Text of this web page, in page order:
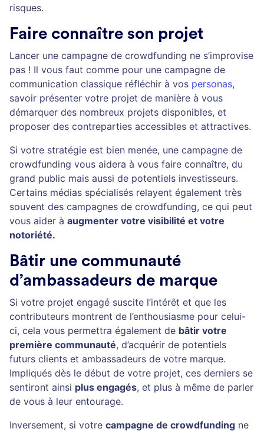
risques.
Faire connaître son projet
Lancer une campagne de crowdfunding ne s’improvise
pas ! Il vous faut comme pour une campagne de
communication classique réfléchir à vos personas,
savoir présenter votre projet de manière à vous
démarquer des nombreux projets disponibles, et
proposer des contreparties accessibles et attractives.
Si votre stratégie est bien menée, une campagne de
crowdfunding vous aidera à vous faire connaître, du
grand public mais aussi de potentiels investisseurs.
Certains médias spécialisés relayent également très
souvent des campagnes de crowdfunding, ce qui peut
vous aider à augmenter votre visibilité et votre
notoriété.
Bâtir une communauté
d’ambassadeurs de marque
Si votre projet engagé suscite l’intérêt et que les
contributeurs montrent de l’enthousiasme pour celui-
ci, cela vous permettra également de bâtir votre
première communauté, d’acquérir de potentiels
futurs clients et ambassadeurs de votre marque.
Impliqués dès le début de votre projet, ces derniers se
sentiront ainsi plus engagés, et plus à même de parler
de vous à leur entourage.
Inversement, si votre campagne de crowdfunding ne